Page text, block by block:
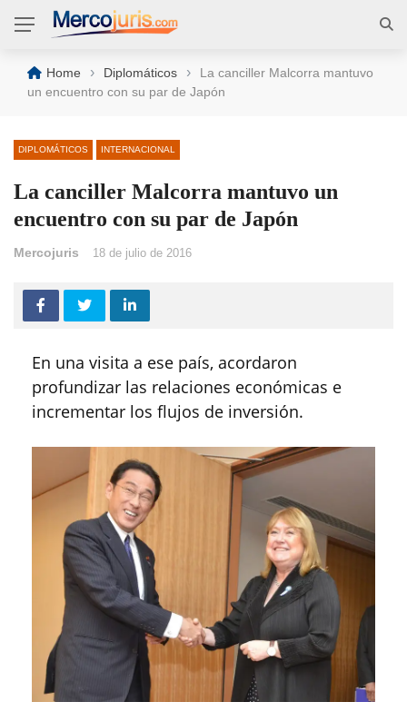
Home › Diplomáticos ›
La canciller Malcorra mantuvo
un encuentro con su par de Japón
DIPLOMÁTICOS INTERNACIONAL
La canciller Malcorra mantuvo un
encuentro con su par de Japón
Mercojuris 18 de julio de 2016
En una visita a ese país, acordaron
profundizar las relaciones económicas e
incrementar los flujos de inversión.